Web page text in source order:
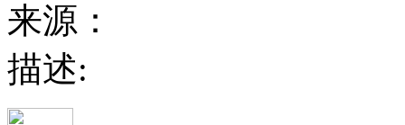
来源：
描述: